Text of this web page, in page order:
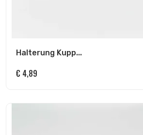
Halterung Kupp...
€ 4,89